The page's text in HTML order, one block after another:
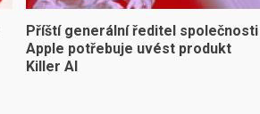
Příští generální ředitel společnosti
Apple potřebuje uvést produkt
Killer AI